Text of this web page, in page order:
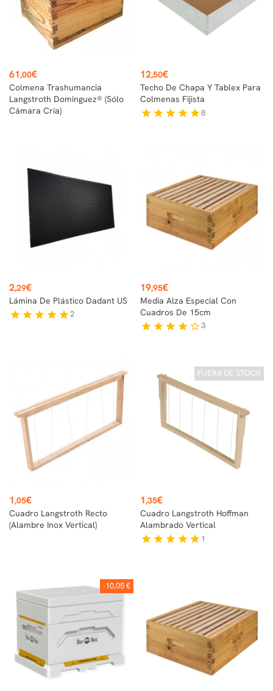
Precio
61,00€
Colmena Trashumancia
Langstroth Dominguez® (sólo
Cámara Cría)
Precio
12,50€
Techo De Chapa Y Tablex Para
Colmenas Fijista
star star star star star8
Precio
2,29€
Lámina De Plástico Dadant US
star star star star star2
Precio
19,95€
Media Alza Especial Con
Cuadros De 15cm
star star star star star_border3
Precio
1,05€
Cuadro Langstroth Recto
(alambre Inox Vertical)
FUERA DE STOCK
Precio
1,35€
Cuadro Langstroth Hoffman
Alambrado Vertical
star star star star star 1
-10,05 €